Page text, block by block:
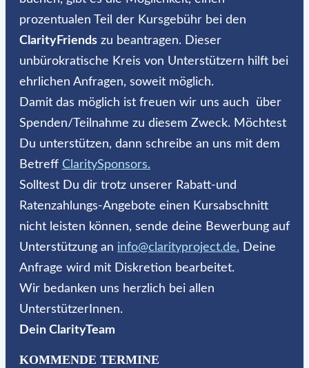
prozentualen Teil der Kursgebühr bei den
ClarityFriends zu beantragen. Dieser
unbürokratische Kreis von Unterstützern hilft bei
ehrlichen Anfragen, soweit möglich.
Damit das möglich ist freuen wir uns auch über
Spenden/Teilnahme zu diesem Zweck. Möchtest
Du unterstützen, dann schreibe an uns mit dem
Betreff ClaritySponsors.
Solltest Du dir trotz unserer Rabatt-und
Ratenzahlungs-Angebote einen Kursabschnitt
nicht leisten können, sende deine Bewerbung auf
Unterstützung an info@clarityproject.de. Deine
Anfrage wird mit Diskretion bearbeitet.
Wir bedanken uns herzlich bei allen
UnterstützerInnen.
Dein ClarityTeam
KOMMENDE TERMINE